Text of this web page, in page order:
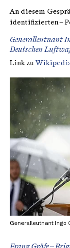
An diesem
identifizierten –
Generalleutnant
Deutschen
Link zu
Generalleutnant Ingo